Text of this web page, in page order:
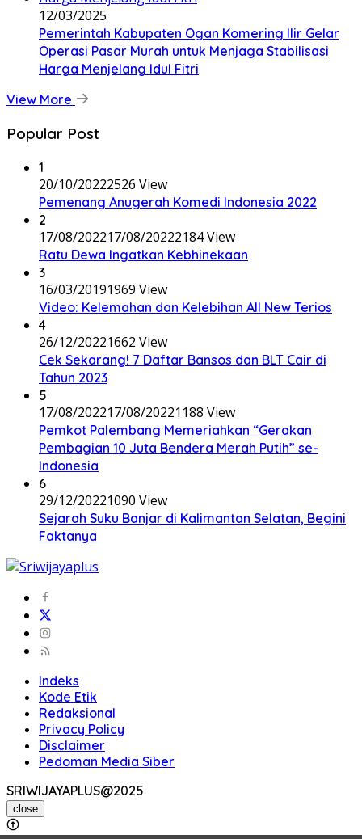
12/03/2025
Pemerintah Kabupaten Ogan Komering Ilir Gelar
Operasi Pasar Murah untuk Menjaga Stabilisasi
Harga Menjelang Idul Fitri
View More
Popular Post
1
20/10/20222526 View
Pemenang Anugerah Komedi Indonesia 2022
2
17/08/202217/08/20222184 View
Ratu Dewa Ingatkan Kebhinekaan
3
16/03/20191969 View
Video: Kelemahan dan Kelebihan All New Terios
4
26/12/20221662 View
Cek Sekarang! 7 Daftar Bansos dan BLT Cair di
Tahun 2023
5
17/08/202217/08/20221188 View
Pemkot Palembang Memeriahkan “Gerakan
Pembagian 10 Juta Bendera Merah Putih” se-
Indonesia
6
29/12/20221090 View
Sejarah Suku Banjar di Kalimantan Selatan, Begini
Faktanya
Indeks
Kode Etik
Redaksional
Privacy Policy
Disclaimer
Pedoman Media Siber
SRIWIJAYAPLUS@2025
close